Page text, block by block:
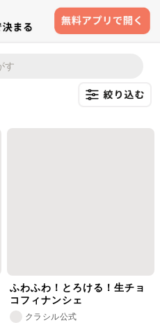
ふわふわ！とろける！生チョ
コフィナンシェ
クラシル公式